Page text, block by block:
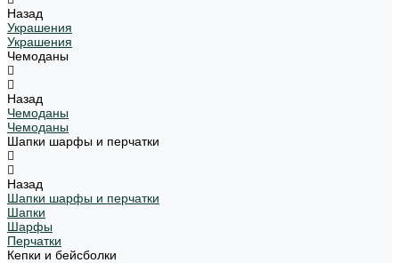
Назад
Украшения
Украшения
Чемоданы
Назад
Чемоданы
Чемоданы
Шапки шарфы и перчатки
Назад
Шапки шарфы и перчатки
Шапки
Шарфы
Перчатки
Кепки и бейсболки